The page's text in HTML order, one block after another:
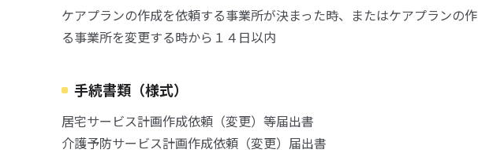
ケアプランの作成を依頼する事業所が決まった時、またはケアプランの
る事業所を変更する時から１４日以内
手続書類（様式）
居宅サービス計画作成依頼（変更）等届出書
介護予防サービス計画作成依頼（変更）届出書